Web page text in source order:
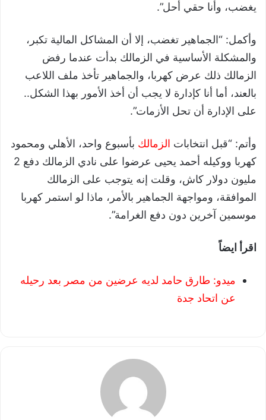
يغضب، وأنا حقي أحل”.
وأكمل: “الجماهير تغضب، إلا أن المشاكل المالية تكبر،
والمشكلة الأساسية في الزمالك بدأت عندما رفض
الزمالك ذلك عرض كهربا، والجماهير تأخذ ملف اللاعب
بالعند، أما أنا كإدارة لا يجب أن أخذ الأمور بهذا الشكل..
على الإدارة أن تحل الأزمات”.
وأتم: “قبل انتخابات الزمالك بأسبوع واحد، الأهلي ومحمود
كهربا ووكيله أحمد يحيى عرضوا على نادي الزمالك دفع 2
مليون دولار كاش، وقلت إنه يتوجب على الزمالك
الموافقة، ومواجهة الجماهير بالأمر، ماذا لو استمر كهربا
موسمين آخرين دون دفع الغرامة”.
اقرأ ايضاً
ميدو: طارق حامد لديه عرضين من مصر بعد رحيله
عن اتحاد جدة